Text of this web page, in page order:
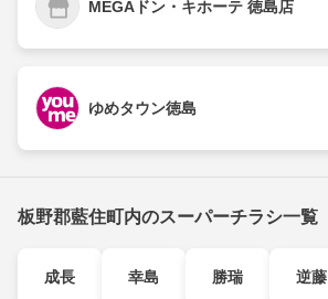
MEGAドン・キホーテ 徳島店
ゆめタウン徳島
板野郡藍住町内のスーパーチラシ一覧
成長 幸島 勝瑞 逆藤